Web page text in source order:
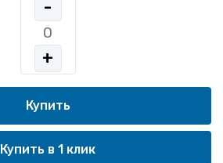
-
+
Купить в 1 клик